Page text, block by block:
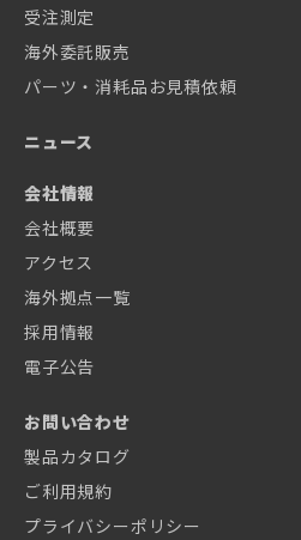
受注測定
海外委託販売
パーツ・消耗品お見積依頼
ニュース
会社情報
会社概要
アクセス
海外拠点一覧
採用情報
電子公告
お問い合わせ
製品カタログ
ご利用規約
プライバシーポリシー